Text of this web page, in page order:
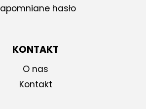
hasło
KONTAKT
O nas
Kontakt